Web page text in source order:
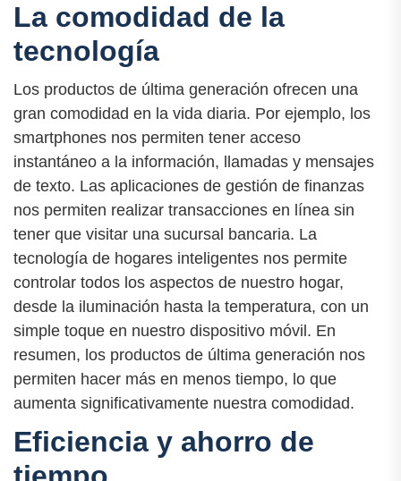
La comodidad de la
tecnología
Los productos de última generación ofrecen una
gran comodidad en la vida diaria. Por ejemplo, los
smartphones nos permiten tener acceso
instantáneo a la información, llamadas y mensajes
de texto. Las aplicaciones de gestión de finanzas
nos permiten realizar transacciones en línea sin
tener que visitar una sucursal bancaria. La
tecnología de hogares inteligentes nos permite
controlar todos los aspectos de nuestro hogar,
desde la iluminación hasta la temperatura, con un
simple toque en nuestro dispositivo móvil. En
resumen, los productos de última generación nos
permiten hacer más en menos tiempo, lo que
aumenta significativamente nuestra comodidad.
Eficiencia y ahorro de